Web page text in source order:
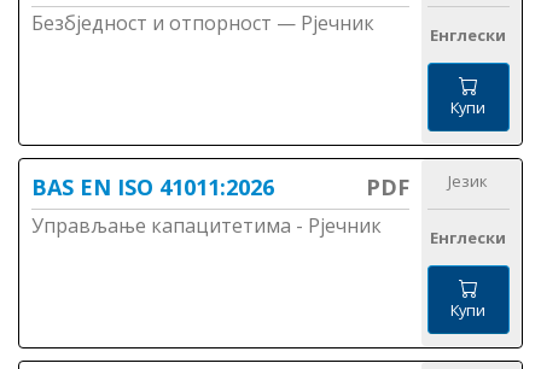
Безбједност и отпорност — Рјечник Енглески
Купи
BAS EN ISO 41011:2026 PDF
Управљање капацитетима - Рјечник
Језик
Енглески
Купи